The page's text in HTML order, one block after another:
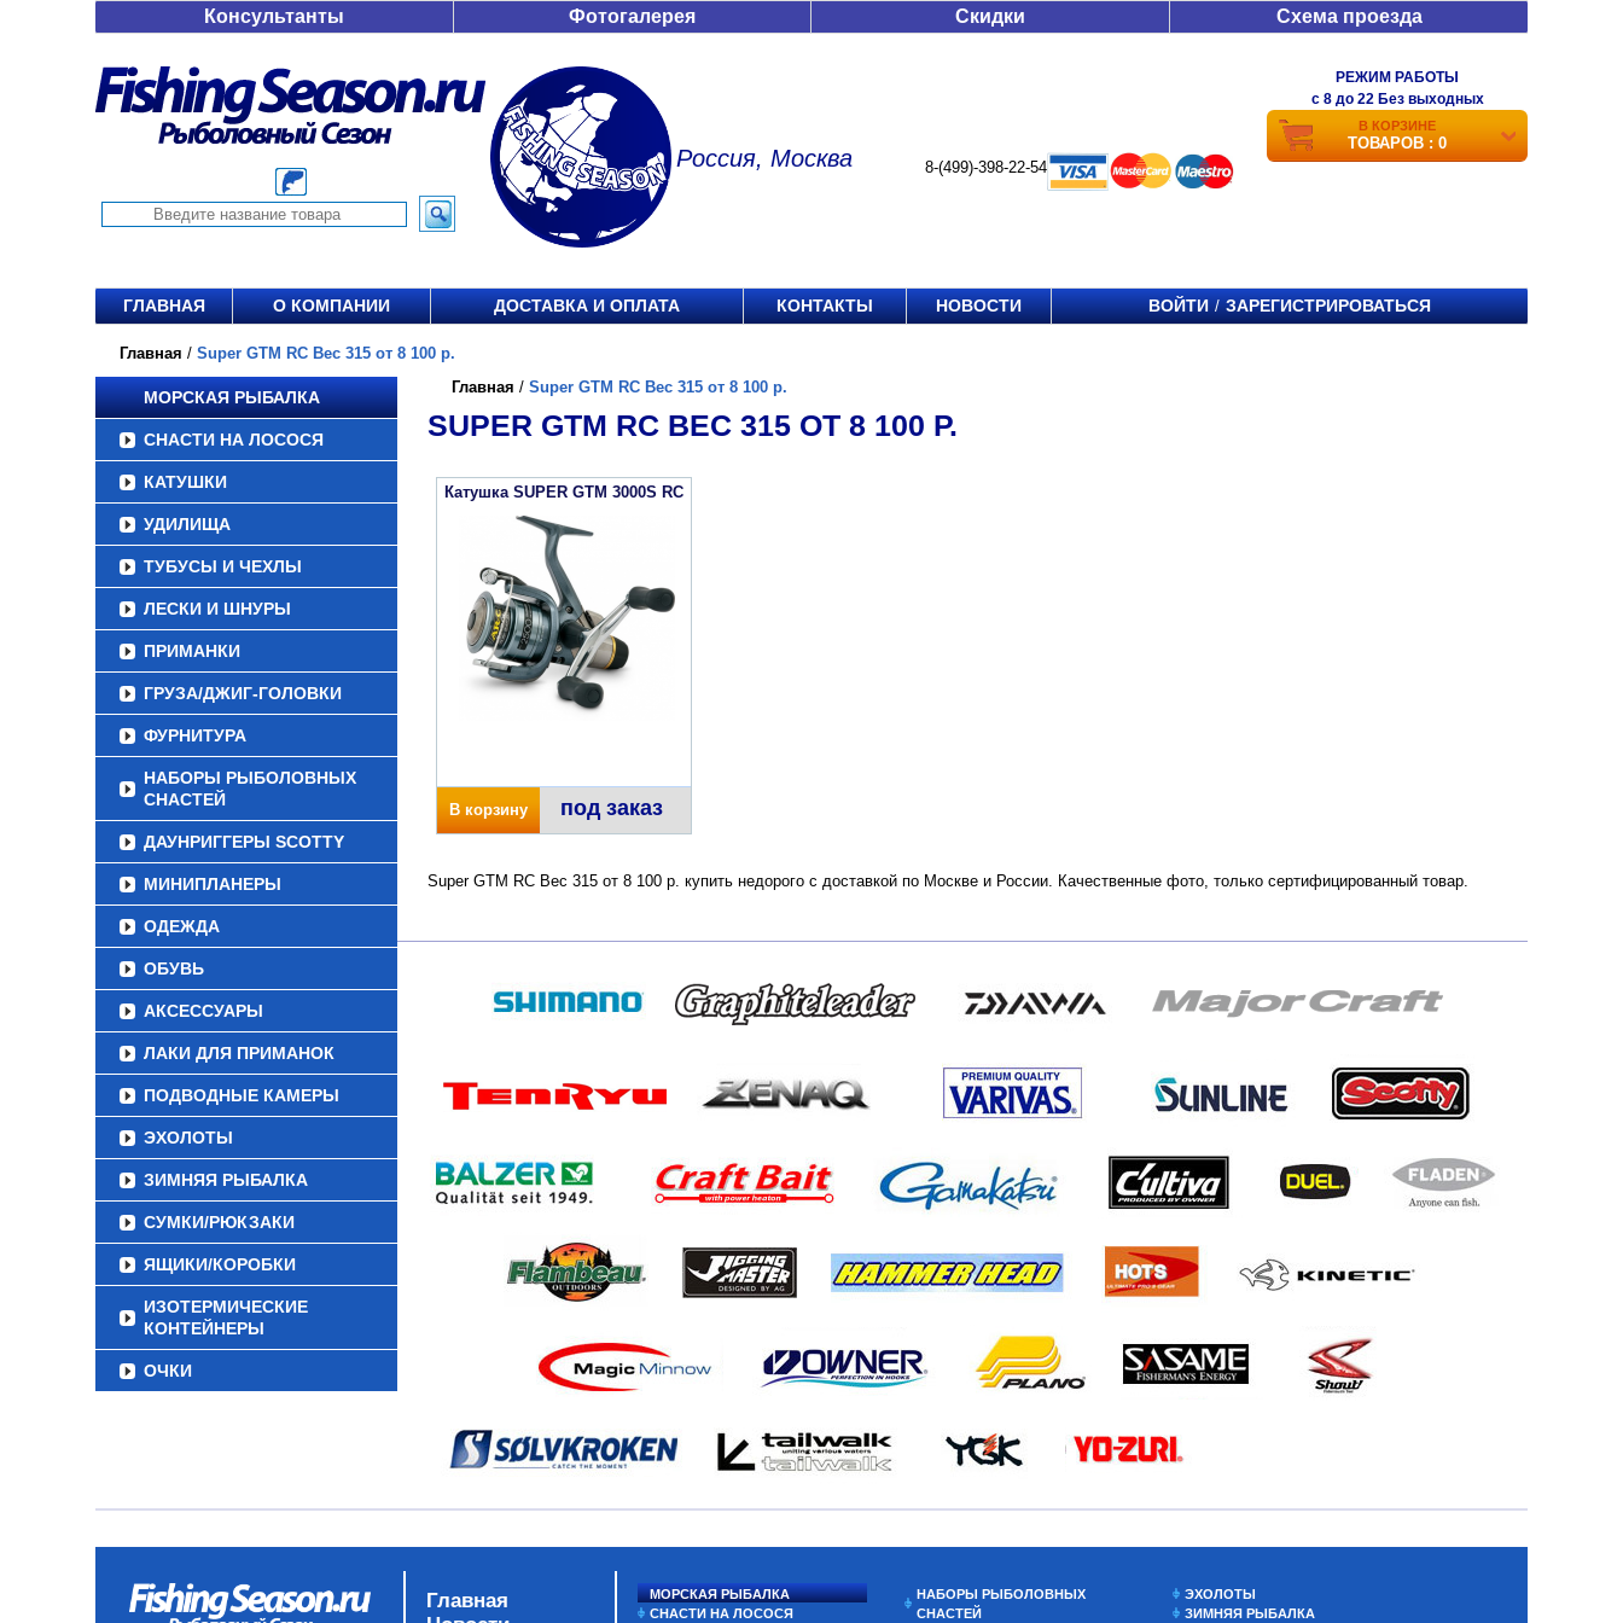
Консультанты Фотогалерея Скидки Схема проезда
Россия, Москва 8-(499)-398-22-54
РЕЖИМ РАБОТЫ
c 8 до 22 Без выходных
В КОРЗИНЕ
ТОВАРОВ : 0
ГЛАВНАЯ О КОМПАНИИ ДОСТАВКА И ОПЛАТА КОНТАКТЫ НОВОСТИ ВОЙТИ / ЗАРЕГИСТРИРОВАТЬСЯ
Главная / Super GTM RC Вес 315 от 8 100 р.
МОРСКАЯ РЫБАЛКА
СНАСТИ НА ЛОСОСЯ
КАТУШКИ
УДИЛИЩА
ТУБУСЫ И ЧЕХЛЫ
ЛЕСКИ И ШНУРЫ
ПРИМАНКИ
ГРУЗА/ДЖИГ-ГОЛОВКИ
ФУРНИТУРА
НАБОРЫ РЫБОЛОВНЫХ
СНАСТЕЙ
ДАУНРИГГЕРЫ SCOTTY
МИНИПЛАНЕРЫ
ОДЕЖДА
ОБУВЬ
АКСЕССУАРЫ
ЛАКИ ДЛЯ ПРИМАНОК
ПОДВОДНЫЕ КАМЕРЫ
ЭХОЛОТЫ
ЗИМНЯЯ РЫБАЛКА
СУМКИ/РЮКЗАКИ
ЯЩИКИ/КОРОБКИ
ИЗОТЕРМИЧЕСКИЕ
КОНТЕЙНЕРЫ
ОЧКИ
Главная / Super GTM RC Вес 315 от 8 100 р.
SUPER GTM RC ВЕС 315 ОТ 8 100 Р.
Катушка SUPER GTM 3000S RC
В корзину под заказ
Super GTM RC Вес 315 от 8 100 р. купить недорого с доставкой по Москве и России. Качественные фото, только сертифицированный товар.
Главная
МОРСКАЯ РЫБАЛКА
СНАСТИ НА ЛОСОСЯ
НАБОРЫ РЫБОЛОВНЫХ
СНАСТЕЙ
ЭХОЛОТЫ
ЗИМНЯЯ РЫБАЛКА